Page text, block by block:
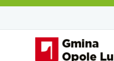
do
strony
do
menu
wyszukiwarki
ścieżki
nawigacyjnej
kategorii
aktualności
do
kalendarza
wydarzeń
do
galerii
do
stopki